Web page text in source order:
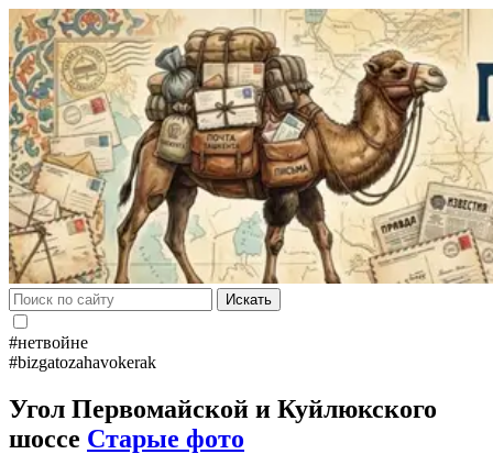
Искать
#нетвойне
#bizgatozahavokerak
Угол Первомайской и Куйлюкского
шоссе Старые фото